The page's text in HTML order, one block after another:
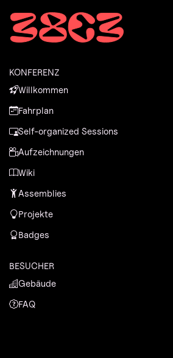
Zum Inhalt
Zum Footer
KONFERENZ
Willkommen
Fahrplan
Self-organized Sessions
Aufzeichnungen
Wiki
Assemblies
Projekte
Badges
BESUCHER
Gebäude
FAQ